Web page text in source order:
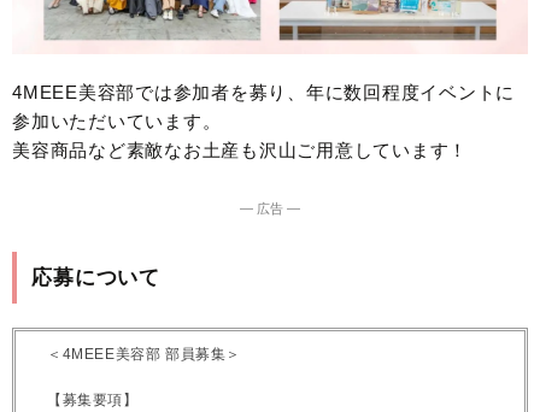
4MEEE美容部では参加者を募り、年に数回程度イベントに
参加いただいています。
美容商品など素敵なお土産も沢山ご用意しています！
― 広告 ―
応募について
＜4MEEE美容部 部員募集＞
【募集要項】